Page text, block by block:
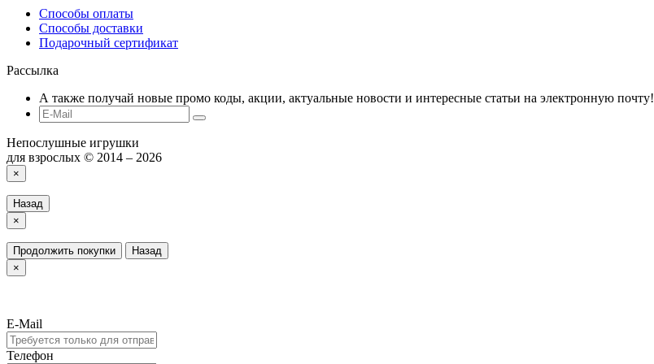
Способы оплаты
Способы доставки
Подарочный сертификат
Рассылка
А также получай новые промо коды, акции, актуальные новости и интересные статьи на электронную почту!
Непослушные игрушки
для взрослых © 2014 – 2026
×
Назад
×
Продолжить покупки
Назад
×
E-Mail
Телефон